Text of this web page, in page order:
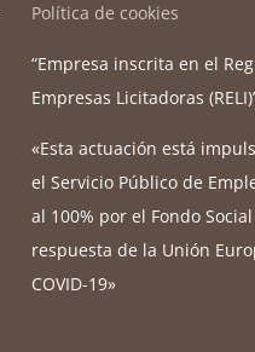
Política de cookies
“Empresa inscrita en el
Empresas Licitadoras
«Esta actuación está
el Servicio Público de
al 100% por el Fondo
respuesta de la Unión
COVID-19»